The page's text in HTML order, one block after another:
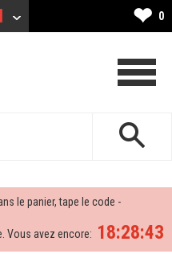
❤ 0
le panier, tape le code -
18:28:43
Vous avez encore: